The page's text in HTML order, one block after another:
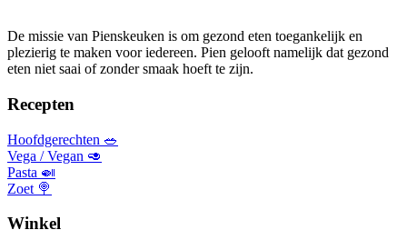
De missie van Pienskeuken is om gezond eten toegankelijk en
plezierig te maken voor iedereen. Pien gelooft namelijk dat gezond
eten niet saai of zonder smaak hoeft te zijn.
Recepten
Hoofdgerechten 🥗
Vega / Vegan 🥑
Pasta 🍛
Zoet 🍭
Winkel